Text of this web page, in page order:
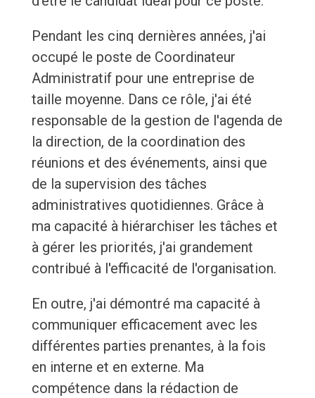
Pendant les cinq dernières années, j'ai
occupé le poste de Coordinateur
Administratif pour une entreprise de
taille moyenne. Dans ce rôle, j'ai été
responsable de la gestion de l'agenda de
la direction, de la coordination des
réunions et des événements, ainsi que
de la supervision des tâches
administratives quotidiennes. Grâce à
ma capacité à hiérarchiser les tâches et
à gérer les priorités, j'ai grandement
contribué à l'efficacité de l'organisation.
En outre, j'ai démontré ma capacité à
communiquer efficacement avec les
différentes parties prenantes, à la fois
en interne et en externe. Ma
compétence dans la rédaction de